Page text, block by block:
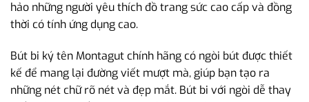
hảo những người yêu thích đồ trang sức cao cấp và đồng
thời có tính ứng dụng cao.
Bút bi ký tên Montagut chính hãng có ngòi bút được thiết
kế để mang lại đường viết mượt mà, giúp bạn tạo ra
những nét chữ rõ nét và đẹp mắt. Bút bi với ngòi dễ thay